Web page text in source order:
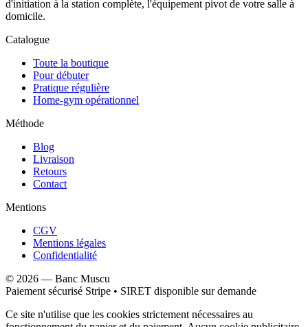
d'initiation à la station complète, l'équipement pivot de votre salle à
domicile.
Catalogue
Toute la boutique
Pour débuter
Pratique régulière
Home-gym opérationnel
Méthode
Blog
Livraison
Retours
Contact
Mentions
CGV
Mentions légales
Confidentialité
© 2026 — Banc Muscu
Paiement sécurisé Stripe • SIRET disponible sur demande
Ce site n'utilise que les cookies strictement nécessaires au